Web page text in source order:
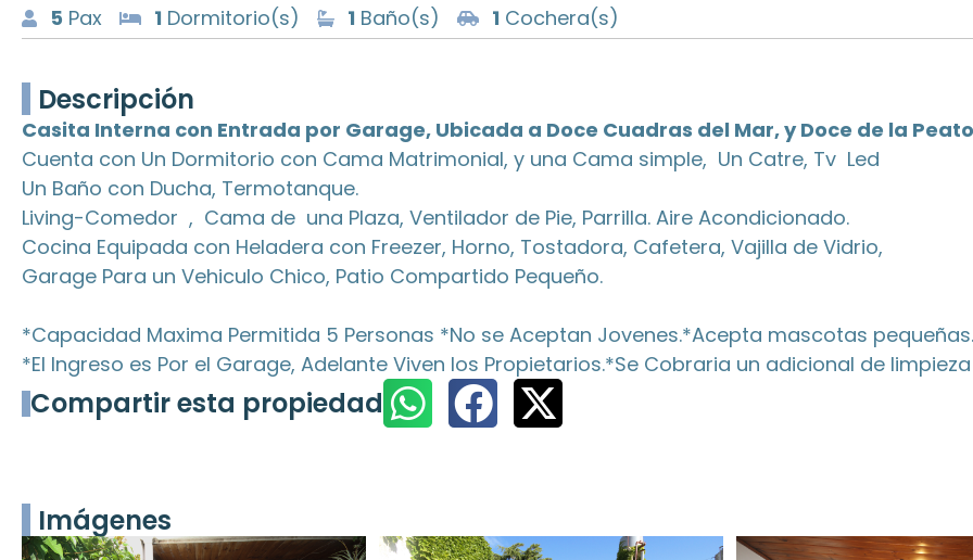
5 Pax 1 Dormitorio(s) 1 Baño(s) 1 Cochera(s)
Descripción
Casita Interna con Entrada por Garage, Ubicada a Doce Cuadras del Mar, y Doce de la
Cuenta con Un Dormitorio con Cama Matrimonial, y una Cama simple, Un Catre, Tv Led
Un Baño con Ducha, Termotanque.
Living-Comedor , Cama de una Plaza, Ventilador de Pie, Parrilla. Aire Acondicionado.
Cocina Equipada con Heladera con Freezer, Horno, Tostadora, Cafetera, Vajilla de Vidrio,
Garage Para un Vehiculo Chico, Patio Compartido Pequeño.
*Capacidad Maxima Permitida 5 Personas *No se Aceptan Jovenes.*Acepta mascotas pequeñas.
*El Ingreso es Por el Garage, Adelante Viven los Propietarios.*Se Cobraria un adicional de
Compartir esta propiedad
Imágenes